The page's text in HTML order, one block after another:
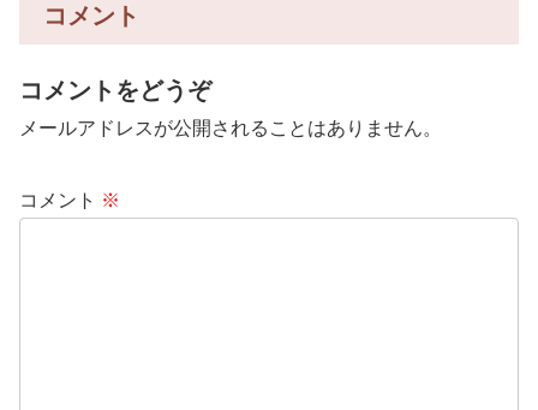
コメント
コメントをどうぞ
メールアドレスが公開されることはありません。
コメント ※